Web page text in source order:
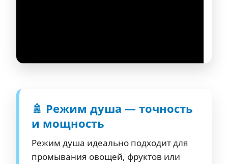
🚿 Режим душа — точность
и мощность
Режим душа идеально подходит для
промывания овощей, фруктов или